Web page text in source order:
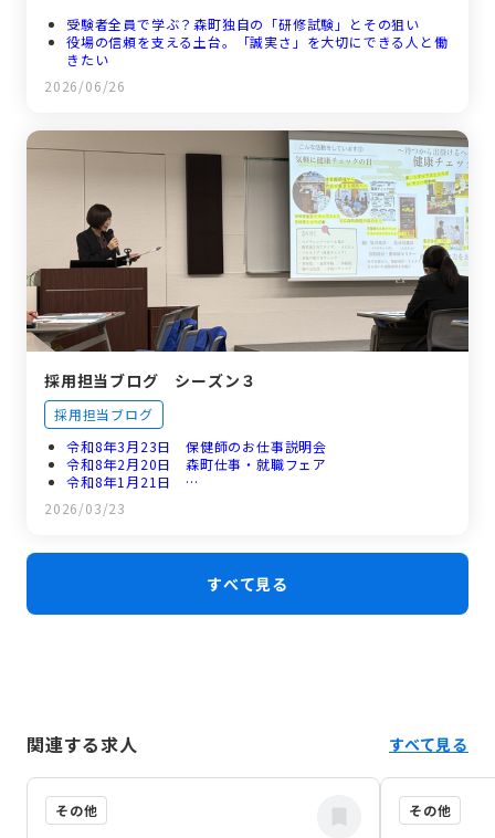
受験者全員で学ぶ？森町独自の「研修試験」とその狙い
役場の信頼を支える土台。「誠実さ」を大切にできる人と働
きたい
採用担当者が明かすホンネ！伝えるべきポイントとは？
静岡県西部で一番小さな自治体だからこそ築ける人間関係と
「最初はみんな新人だった」―未来の仲間へ贈るメッセージ
2026/06/26
採用担当ブログ シーズン３
採用担当ブログ
令和8年3月23日 保健師のお仕事説明会
令和8年2月20日 森町仕事・就職フェア
令和8年1月21日 …
令和7年12月24日 慌ただしい師走を走り抜けて。冬の北海
道旅行でリフレッシュ！
令和7年11月6日 森町合併70周年記念式典を終えて
2026/03/23
すべて見る
関連する求人 すべて見る
その他 その他